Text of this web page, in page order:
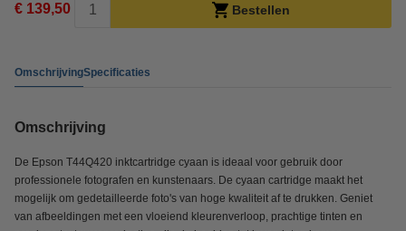
€ 139,50 Bestellen
OmschrijvingSpecificaties
Omschrijving
De Epson T44Q420 inktcartridge cyaan is ideaal voor gebruik door
professionele fotografen en kunstenaars. De cyaan cartridge maakt het
mogelijk om gedetailleerde foto's van hoge kwaliteit af te drukken. Geniet
van afbeeldingen met een vloeiend kleurenverloop, prachtige tinten en